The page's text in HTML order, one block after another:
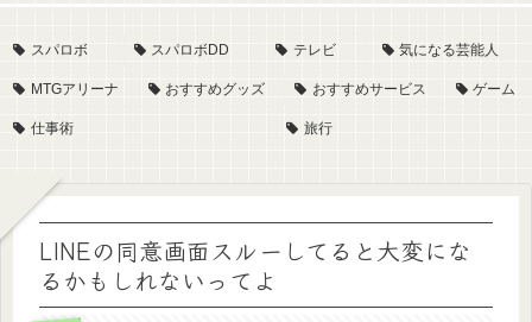
スパロボ スパロボDD テレビ 気になる芸能人
MTGアリーナ おすすめグッズ おすすめサービス ゲーム
仕事術 旅行
LINEの同意画面スルーしてると大変にな
るかもしれないってよ